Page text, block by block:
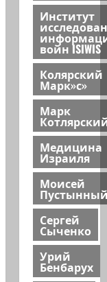
Институт
войн ISIWIS
Колярский
Марк»с»
Марк
Медицина
Израиля
Моисей
Сергей
Сыченко
Урий
Бенбарух